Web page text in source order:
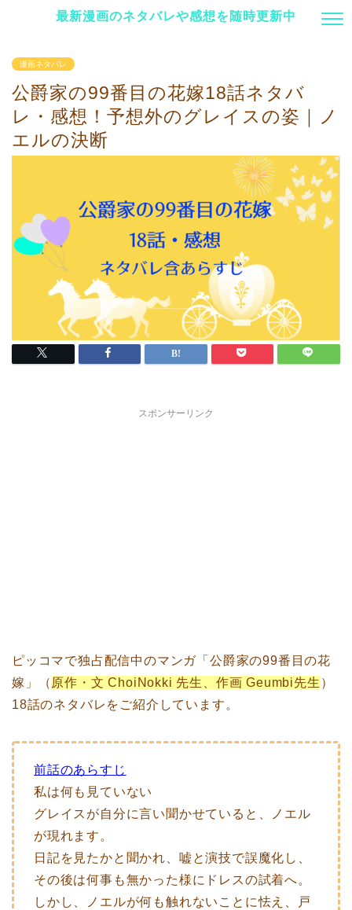
最新漫画のネタバレや感想を随時更新中
漫画ネタバレ
公爵家の99番目の花嫁18話ネタバ
レ・感想！予想外のグレイスの姿｜ノ
エルの決断
スポンサーリンク
ピッコマで独占配信中のマンガ「公爵家の99番目の花
嫁」（ 原作・文 ChoiNokki 先生、作画 Geumbi先生 ）
18話のネタバレをご紹介しています。
前話のあらすじ
私は何も見ていない
グレイスが自分に言い聞かせていると、ノエル
が現れます。
日記を見たかと聞かれ、嘘と演技で誤魔化し、
その後は何事も無かった様にドレスの試着へ。
しかし、ノエルが何も触れないことに怯え、戸